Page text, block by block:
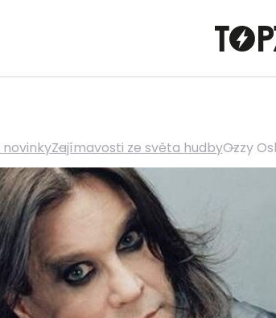
Zajímavosti ze světa hudbyOzzy